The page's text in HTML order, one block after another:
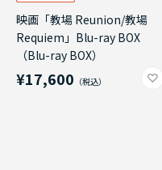
映画「教場 Reunion/教場
Requiem」Blu-ray BOX
（Blu-ray BOX）
¥17,600